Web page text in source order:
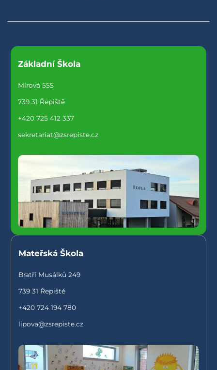
Základní Škola
Mírová 555
739 31 Řepiště
+420 725 412 337
sekretariat@zsrepiste.cz
Mateřská Škola
Bratří Musálků 249
739 31 Řepiště
+420 724 194 780
lipova@zsrepiste.cz